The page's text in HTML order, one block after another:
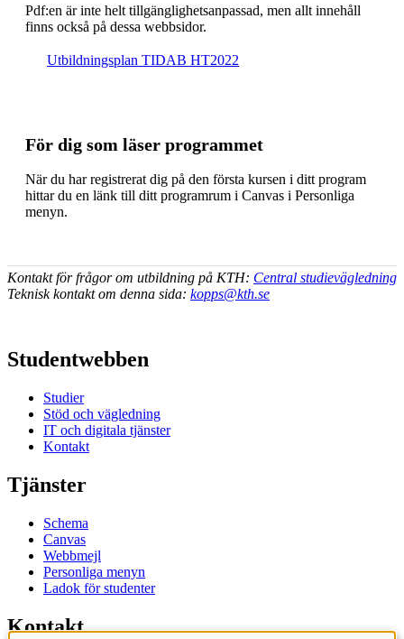
Pdf:en är inte helt till­gäng­lig­hets­an­pas­sad, men allt inne­håll
finns också på dessa webb­sidor.
Ut­bild­nings­plan TIDAB HT2022
För dig som läser programmet
När du har registrerat dig på den första kursen i ditt program
hittar du en länk till ditt programrum i Canvas i Personliga
menyn.
Kontakt för frågor om utbildning på KTH: Central studievägledning
Teknisk kontakt om denna sida: kopps@kth.se
Studentwebben
Studier
Stöd och vägledning
IT och digitala tjänster
Kontakt
Tjänster
Schema
Canvas
Webbmejl
Personliga menyn
Ladok för studenter
Kontakt